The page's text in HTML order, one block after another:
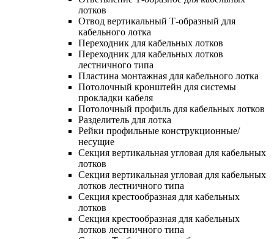
лотков
Отвод вертикальный Т-образный для
кабельного лотка
Переходник для кабельных лотков
Переходник для кабельных лотков
лестничного типа
Пластина монтажная для кабельного лотка
Потолочный кронштейн для системы
прокладки кабеля
Потолочный профиль для кабельных лотков
Разделитель для лотка
Рейки профильные конструкционные/
несущие
Секция вертикальная угловая для кабельных
лотков
Секция вертикальная угловая для кабельных
лотков лестничного типа
Секция крестообразная для кабельных
лотков
Секция крестообразная для кабельных
лотков лестничного типа